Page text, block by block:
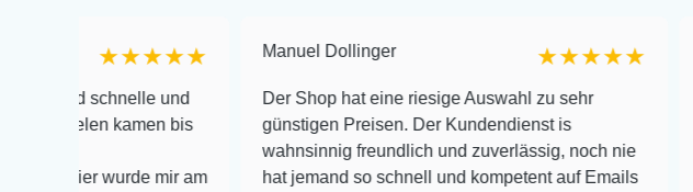
★★★★★
schnelle und
kamen bis
wurde mir am
Manuel Dollinger ★★★★★
Der Shop hat eine riesige Auswahl zu sehr
günstigen Preisen. Der Kundendienst is
wahnsinnig freundlich und zuverlässig, noch nie
hat jemand so schnell und kompetent auf Emails
Frank